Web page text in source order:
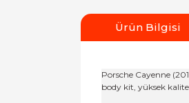
Ürün Bilgisi
Porsche Cayenne
body kit, yüksek